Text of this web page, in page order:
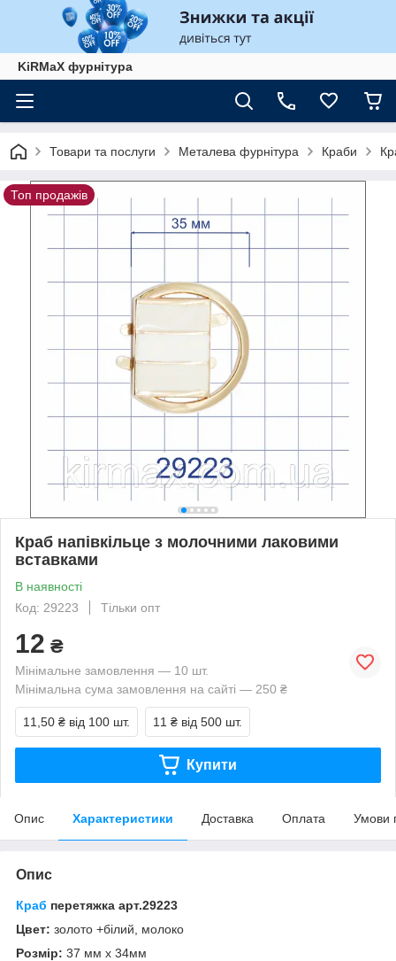
KiRMaХ фурнітура
Товари та послуги Металева фурнітура Краби
Топ продажів
Краб напівкільце з молочними лаковими
вставками
В наявності
Код: 29223
Тільки опт
12 ₴
Мінімальне замовлення — 10 шт.
Мінімальна сума замовлення на сайті — 250 ₴
11,50 ₴ від 100 шт. 11 ₴ від 500 шт.
Купити
Опис Характеристики Доставка Оплата Умови
Опис
Краб перетяжка арт.29223
Цвет: золото +білий, молоко
Розмір: 37 мм х 34мм